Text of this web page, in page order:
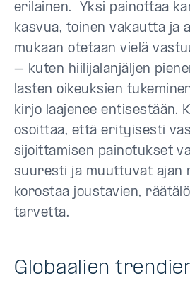
erilainen. Yksi painottaa
kasvua, toinen vakautta ja
mukaan otetaan vielä
– kuten hiilijalanjäljen
lasten oikeuksien
kirjo laajenee entisestään.
osoittaa, että erityisesti
sijoittamisen painotukset
suuresti ja muuttuvat ajan
korostaa joustavien,
tarvetta.
Globaalien